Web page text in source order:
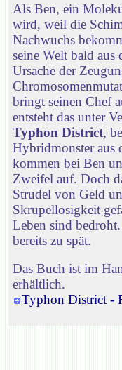
Als Ben, ein
wird, weil die
Nachwuchs
seine Welt bald
Ursache der
bringt seinen Chef
entsteht das unter
Typhon District,
Hybridmonster aus
kommen bei Ben
Zweifel auf. Doch
Strudel von Geld
Skrupellosigkeit
Leben sind
bereits zu spät.
Das Buch ist im
erhältlich.
Typhon District -